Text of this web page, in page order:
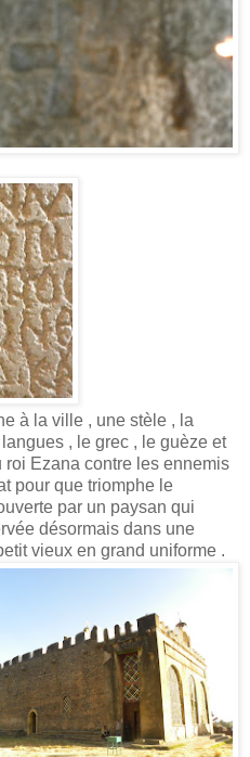
à la ville , une stèle , la
, le grec , le guèze et
roi Ezana contre les ennemis
pour que triomphe le
par un paysan qui
désormais dans une
vieux en grand uniforme .